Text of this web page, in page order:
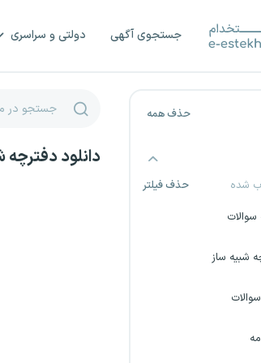
جستجوی آگهی دولتی و سراسری
حذف همه
حذف فیلتر
سوالات
شبیه ساز
علوم پزشکی شاهرود
شرکت حدید پویا
همیار گهرحدید سیرجان
دانلود